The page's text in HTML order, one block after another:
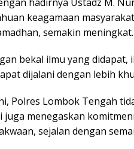
keagamaan
semakin meningkat.
bekal ilmu yang didapat,
dijalani dengan lebih
Polres Lombok Tengah
juga menegaskan
sejalan dengan